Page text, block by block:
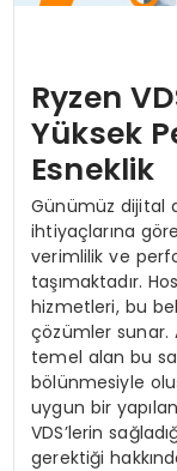
Ryzen
Yüksek
Esneklik
Günümüz dijital
ihtiyaçlarına
verimlilik ve
taşımaktadır.
hizmetleri, bu
çözümler sunar.
temel alan bu
bölünmesiyle
uygun bir
VDS’lerin
gerektiği